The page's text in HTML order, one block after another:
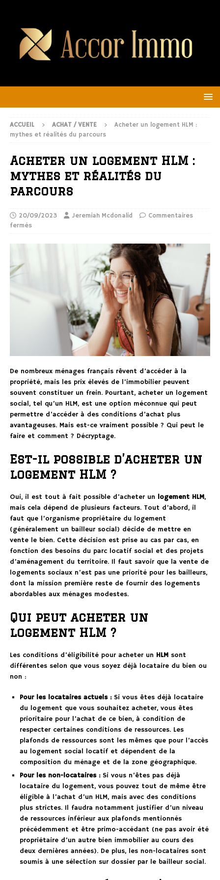
ACCUEIL ACHAT / VENTE
Acheter un logement HLM :
mythes et réalités du parcours
Acheter un logement HLM :
mythes et réalités du
parcours
20/09/2023 Jeremiah Mcdonalid
Commentaires
fermés
De nombreux ménages français rêvent d’accéder à la
propriété, mais les prix élevés de l’immobilier peuvent
souvent constituer un frein. Pourtant, acheter un logement
social, tel qu’un HLM, est une option méconnue qui peut
permettre d’accéder à des conditions d’achat plus
avantageuses. Mais est-ce vraiment possible ? Qui peut le
faire et comment ? Décryptage.
Est-il possible d’acheter un
logement HLM ?
Oui, il est tout à fait possible d’acheter un logement HLM,
mais cela dépend de plusieurs facteurs. Tout d’abord, il
faut que l’organisme propriétaire du logement
(généralement un bailleur social) décide de mettre en
vente le bien. Cette décision est prise au cas par cas, en
fonction des besoins du parc locatif social et des projets
d’aménagement du territoire. Il faut savoir que la vente de
logements sociaux n’est pas une priorité pour les bailleurs,
dont la mission première reste de fournir des logements
abordables aux ménages modestes.
Qui peut acheter un
logement HLM ?
Les conditions d’éligibilité pour acheter un HLM sont
différentes selon que vous soyez déjà locataire du bien ou
non :
Pour les locataires actuels :Si vous êtes déjà locataire
du logement que vous souhaitez acheter, vous êtes
prioritaire pour l’achat de ce bien, à condition de
respecter certaines conditions de ressources. Les
plafonds de ressources sont les mêmes que pour l’accès
au logement social locatif et dépendent de la
composition du ménage et de la zone géographique.
Pour les non-locataires :Si vous n’êtes pas déjà
locataire du logement, vous pouvez tout de même être
éligible à l’achat d’un HLM, mais avec des conditions
plus strictes. Il faudra notamment justifier d’un niveau
de ressources inférieur aux plafonds mentionnés
précédemment et être primo-accédant (ne pas avoir été
propriétaire d’un autre bien immobilier au cours des
deux dernières années). De plus, les non-locataires sont
soumis à une sélection sur dossier par le bailleur social.